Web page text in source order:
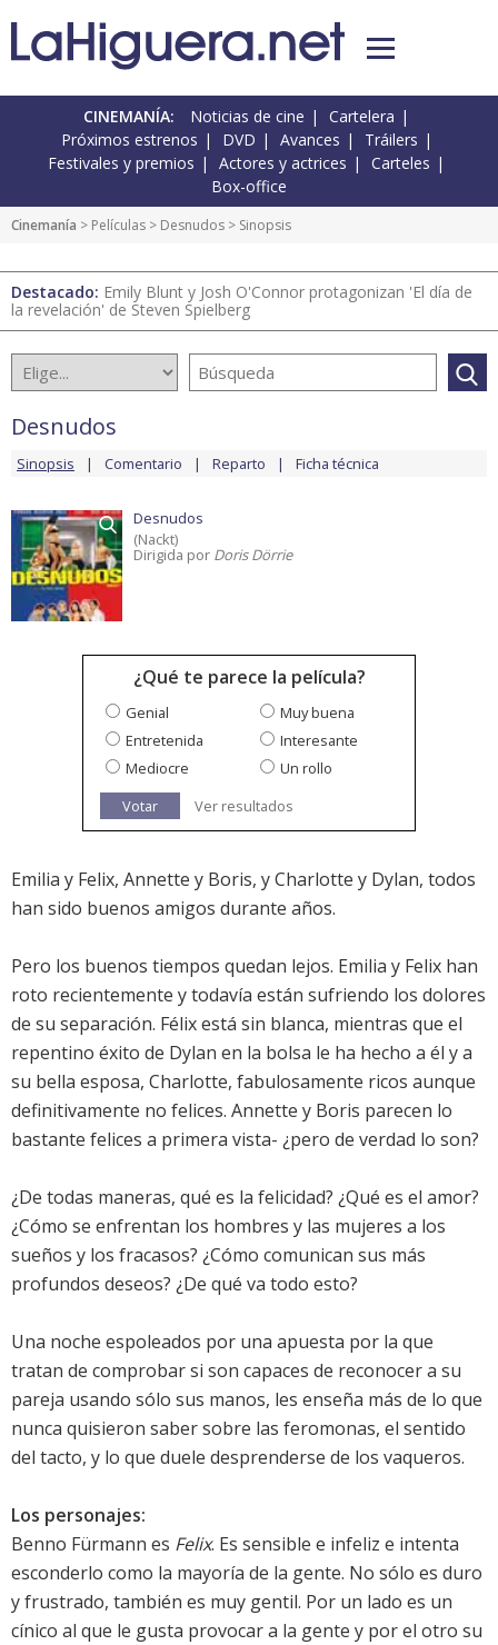
CINEMANÍA: Noticias de cine
Cartelera
Próximos estrenos
DVD Avances
Tráilers
Festivales y premios
Actores y actrices
Carteles
Box-office
Cinemanía > Películas > Desnudos > Sinopsis
Destacado: Emily Blunt y Josh O'Connor protagonizan 'El día de
la revelación' de Steven Spielberg
Desnudos
Sinopsis Comentario Reparto Ficha técnica
Desnudos
(Nackt)
Dirigida por Doris Dörrie
¿Qué te parece la película?
Genial
Muy buena
Entretenida
Interesante
Mediocre
Un rollo
Votar
Ver resultados
Emilia y Felix, Annette y Boris, y Charlotte y Dylan, todos
han sido buenos amigos durante años.
Pero los buenos tiempos quedan lejos. Emilia y Felix han
roto recientemente y todavía están sufriendo los dolores
de su separación. Félix está sin blanca, mientras que el
repentino éxito de Dylan en la bolsa le ha hecho a él y a
su bella esposa, Charlotte, fabulosamente ricos aunque
definitivamente no felices. Annette y Boris parecen lo
bastante felices a primera vista- ¿pero de verdad lo son?
¿De todas maneras, qué es la felicidad? ¿Qué es el amor?
¿Cómo se enfrentan los hombres y las mujeres a los
sueños y los fracasos? ¿Cómo comunican sus más
profundos deseos? ¿De qué va todo esto?
Una noche espoleados por una apuesta por la que
tratan de comprobar si son capaces de reconocer a su
pareja usando sólo sus manos, les enseña más de lo que
nunca quisieron saber sobre las feromonas, el sentido
del tacto, y lo que duele desprenderse de los vaqueros.
Los personajes:
Benno Fürmann es Felix. Es sensible e infeliz e intenta
esconderlo como la mayoría de la gente. No sólo es duro
y frustrado, también es muy gentil. Por un lado es un
cínico al que le gusta provocar a la gente y por el otro su